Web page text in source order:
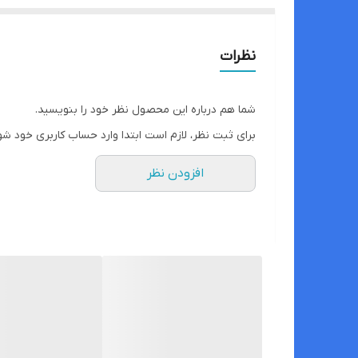
نظرات
شما هم درباره این محصول نظر خود را بنویسید.
برای ثبت نظر، لازم است ابتدا وارد حساب کاربری خود
افزودن نظر